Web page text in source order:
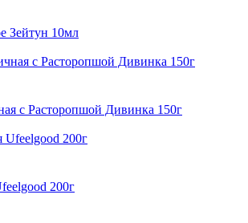
Зейтун 10мл
с Расторопшой Дивинка 150г
200г